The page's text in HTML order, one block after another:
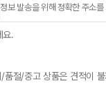
정보 발송을 위해 정확한 주소